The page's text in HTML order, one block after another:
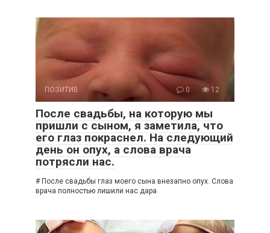
ПОЗИТИВ 0 12
После свадьбы, на которую мы
пришли с сыном, я заметила, что
его глаз покраснел. На следующий
день он опух, а слова врача
потрясли нас.
# После свадьбы глаз моего сына внезапно опух. Слова
врача полностью лишили нас дара